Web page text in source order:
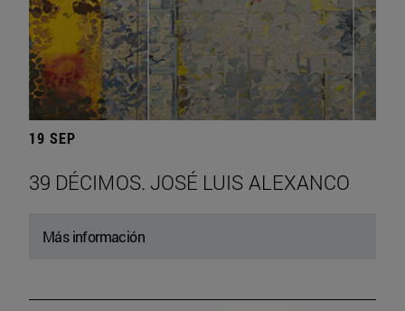
19 SEP
39 DÉCIMOS. JOSÉ LUIS ALEXANCO
Más información